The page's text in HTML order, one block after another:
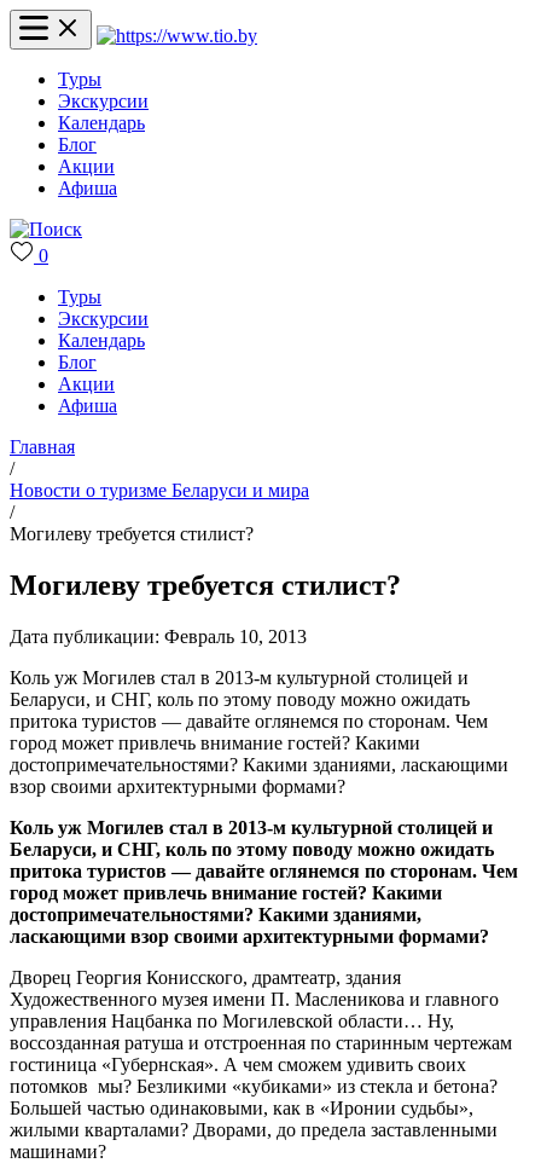
Туры
Экскурсии
Календарь
Блог
Акции
Афиша
0
Туры
Экскурсии
Календарь
Блог
Акции
Афиша
Главная
/
Новости о туризме Беларуси и мира
/
Могилеву требуется стилист?
Могилеву требуется стилист?
Дата публикации: Февраль 10, 2013
Коль уж Могилев стал в 2013-м культурной столицей и
Беларуси, и СНГ, коль по этому поводу можно ожидать
притока туристов — давайте оглянемся по сторонам. Чем
город может привлечь внимание гостей? Какими
достопримечательностями? Какими зданиями, ласкающими
взор своими архитектурными формами?
Коль уж Могилев стал в 2013-м культурной столицей и
Беларуси, и СНГ, коль по этому поводу можно ожидать
притока туристов — давайте оглянемся по сторонам. Чем
город может привлечь внимание гостей? Какими
достопримечательностями? Какими зданиями,
ласкающими взор своими архитектурными формами?
Дворец Георгия Конисского, драмтеатр, здания
Художественного музея имени П. Масленикова и главного
управления Нацбанка по Могилевской области… Ну,
воссозданная ратуша и отстроенная по старинным чертежам
гостиница «Губернская». А чем сможем удивить своих
потомков мы? Безликими «кубиками» из стекла и бетона?
Большей частью одинаковыми, как в «Иронии судьбы»,
жилыми кварталами? Дворами, до предела заставленными
машинами?